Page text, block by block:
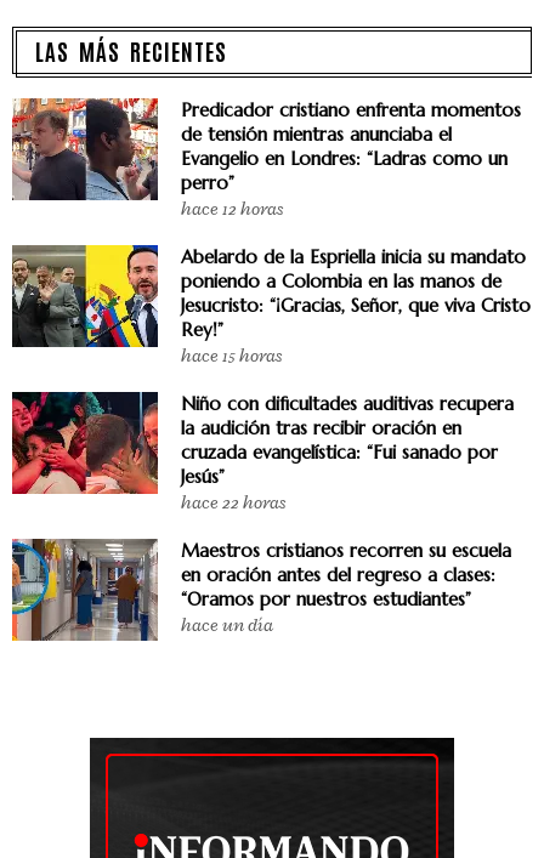
LAS MÁS RECIENTES
Predicador cristiano enfrenta momentos
de tensión mientras anunciaba el
Evangelio en Londres: “Ladras como un
perro”
hace 12 horas
Abelardo de la Espriella inicia su mandato
poniendo a Colombia en las manos de
Jesucristo: “¡Gracias, Señor, que viva Cristo
Rey!”
hace 15 horas
Niño con dificultades auditivas recupera
la audición tras recibir oración en
cruzada evangelística: “Fui sanado por
Jesús”
hace 22 horas
Maestros cristianos recorren su escuela
en oración antes del regreso a clases:
“Oramos por nuestros estudiantes”
hace un día